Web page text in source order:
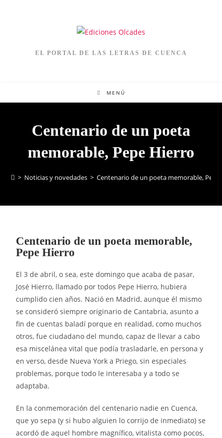
EL PORTAL DE LAS LETRAS DE CUENCA
MENÚ
Centenario de un poeta
memorable, Pepe Hierro
> Noticias y novedades > Centenario de un poeta memorable,
Centenario de un poeta memorable,
Pepe Hierro
El 3 de abril, o sea, este domingo que acaba de pasar,
José Hierro, llamado por todos Pepe Hierro, hubiera
cumplido cien años. Nació en Madrid, aunque él mismo
se consideró siempre originario de Cantabria, asunto a
fin de cuentas baladí porque en realidad, como muchos
otros, fue ciudadano del mundo, capaz de llevar a cabo
esa miscelánea vital que podía trasladarle, en persona y
en verso, desde Nueva York a Priego, sin especiales
problemas, porque todo le interesaba y a todo se
adaptaba.
En la conmemoración del centenario nadie en Cuenca,
que yo sepa (y si hubo alguien lo corrijo de inmediato) se
acordó de aquel hombre magnífico, vitalista como pocos,